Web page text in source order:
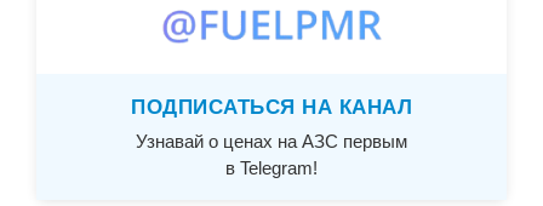
ПОДПИСАТЬСЯ НА КАНАЛ
Узнавай о ценах на АЗС первым
в Telegram!